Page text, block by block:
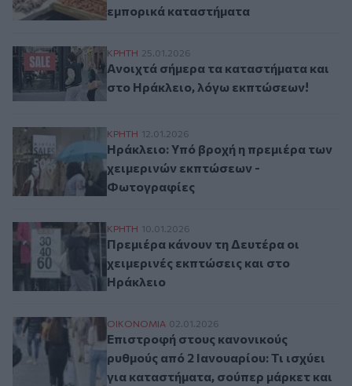
εμπορικά καταστήματα
Ανοιχτά σήμερα τα καταστήματα και
ΚΡΗΤΗ 25.01.2026
Ανοιχτά σήμερα τα καταστήματα και
στο Ηράκλειο, λόγω εκπτώσεων!
Ηράκλειο: Υπό βροχή η πρεμιέρα των
ΚΡΗΤΗ 12.01.2026
Ηράκλειο: Υπό βροχή η πρεμιέρα των
χειμερινών εκπτώσεων -
Φωτογραφίες
Πρεμιέρα κάνουν τη Δευτέρα οι
ΚΡΗΤΗ 10.01.2026
Πρεμιέρα κάνουν τη Δευτέρα οι
χειμερινές εκπτώσεις και στο
Ηράκλειο
Επιστροφή στους κανονικούς ρυθμούς
ΟΙΚΟΝΟΜΙΑ 02.01.2026
Επιστροφή στους κανονικούς
ρυθμούς από 2 Ιανουαρίου: Τι ισχύει
για καταστήματα, σούπερ μάρκετ και